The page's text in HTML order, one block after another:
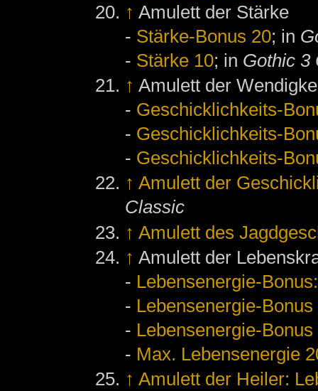
↑ Amulett der Stärke
- Stärke-Bonus 20; in
- Stärke 10; in Gothic 3
↑ Amulett der
- Geschicklichkeits-
- Geschicklichkeits-
- Geschicklichkeits-
↑ Amulett der
Classic
↑ Amulett des
↑ Amulett der
- Lebensenergie-
- Lebensenergie-Bonus
- Lebensenergie-Bonus
- Max. Lebensenergie
↑ Amulett der Heiler: